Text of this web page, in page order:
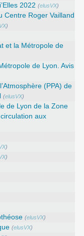
2022 (elusVX)
Centre Roger Vailland
)
et la Métropole de
de Lyon. Avis
(PPA) de
(elusVX)
de Lyon de la Zone
aux
)
)
(elusVX)
(elusVX)